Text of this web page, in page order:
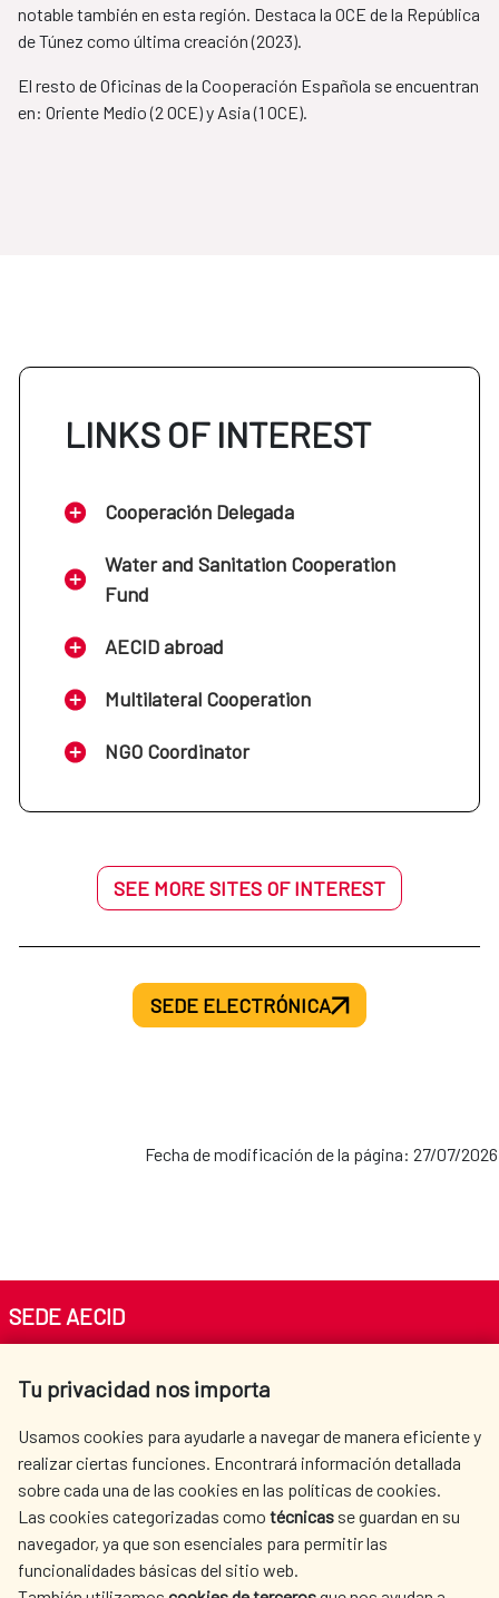
notable también en esta región. Destaca la OCE de la República
de Túnez como última creación (2023).
El resto de Oficinas de la Cooperación Española se encuentran
en: Oriente Medio (2 OCE) y Asia (1 OCE).
LINKS OF INTEREST
Cooperación Delegada
Water and Sanitation Cooperation
Fund
AECID abroad
Multilateral Cooperation
NGO Coordinator
SEE MORE SITES OF INTEREST
SEDE ELECTRÓNICA
Fecha de modificación de la página: 27/07/2026
Tu privacidad nos importa
Usamos cookies para ayudarle a navegar de manera eficiente y
realizar ciertas funciones. Encontrará información detallada
sobre cada una de las cookies en las políticas de cookies.
Las cookies categorizadas como técnicas se guardan en su
navegador, ya que son esenciales para permitir las
funcionalidades básicas del sitio web.
SEDE AECID
Tel. +34 900 20 30 54​​​​​​​
AECID
WHERE DO WE COOPERATE?
SPANISH HUMANITARIAN
ACTION
PRESS ROOM